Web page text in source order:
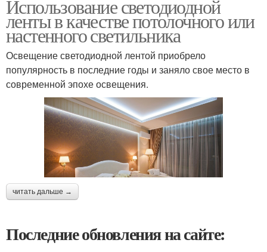
Использование светодиодной
ленты в качестве потолочного или
настенного светильника
Освещение светодиодной лентой приобрело
популярность в последние годы и заняло свое место в
современной эпохе освещения.
читать дальше →
Последние обновления на сайте: